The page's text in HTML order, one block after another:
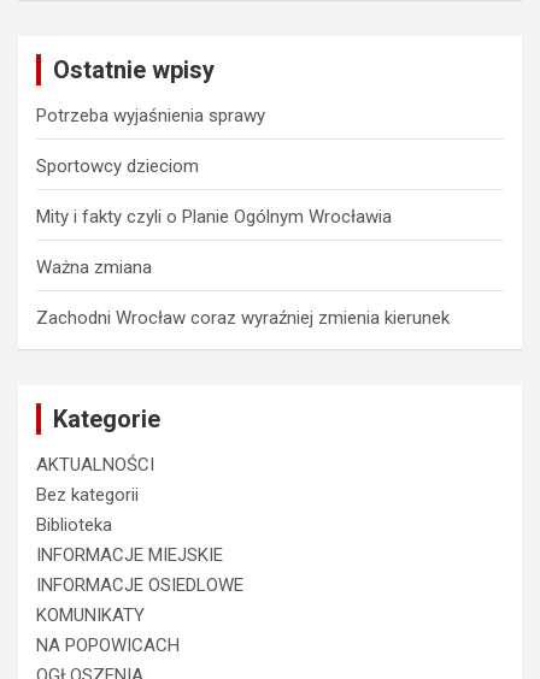
Ostatnie wpisy
Potrzeba wyjaśnienia sprawy
Sportowcy dzieciom
Mity i fakty czyli o Planie Ogólnym Wrocławia
Ważna zmiana
Zachodni Wrocław coraz wyraźniej zmienia kierunek
Kategorie
AKTUALNOŚCI
Bez kategorii
Biblioteka
INFORMACJE MIEJSKIE
INFORMACJE OSIEDLOWE
KOMUNIKATY
NA POPOWICACH